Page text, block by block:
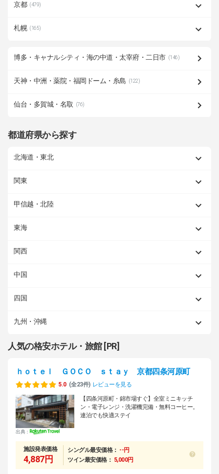
京都 (479)
札幌 (165)
博多・キャナルシティ・海の中道・太宰府・二日市 (146)
天神・中洲・薬院・福岡ドーム・糸島 (122)
仙台・多賀城・名取 (76)
都道府県から探す
北海道・東北
関東
甲信越・北陸
東海
関西
中国
四国
九州・沖縄
人気の格安ホテル・旅館 [PR]
ｈｏｔｅｌ ＧＯＣＯ ｓｔａｙ 京都四条河原町
5.0 (全23件) レビューを見る
出典：
【四条河原町・錦市場すぐ】全室ミニキッチ
ン・電子レンジ・洗濯機完備・無料コーヒー。
連泊でも快適ステイ
施設発表価格
4,887円
シングル最安価格： --円
ツイン最安価格： 5,000円